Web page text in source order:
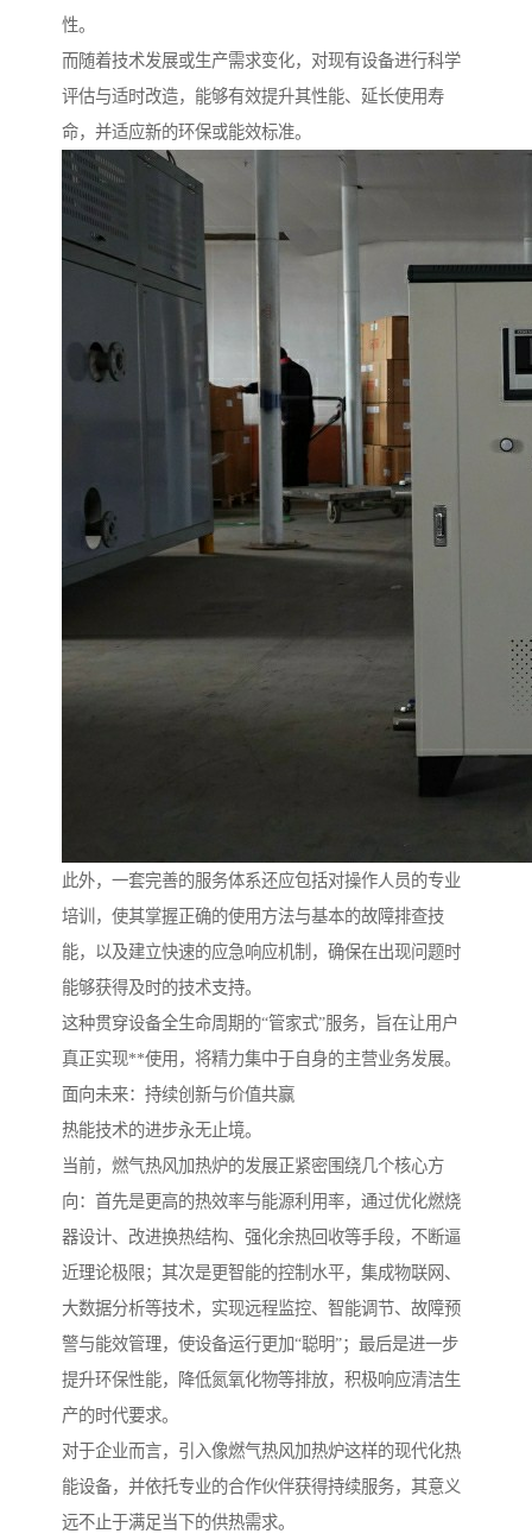
性。
而随着技术发展或生产需求变化，对现有设备进行科学
评估与适时改造，能够有效提升其性能、延长使用寿
命，并适应新的环保或能效标准。
此外，一套完善的服务体系还应包括对操作人员的专业
培训，使其掌握正确的使用方法与基本的故障排查技
能，以及建立快速的应急响应机制，确保在出现问题时
能够获得及时的技术支持。
这种贯穿设备全生命周期的“管家式”服务，旨在让用户
真正实现**使用，将精力集中于自身的主营业务发展。
面向未来：持续创新与价值共赢
热能技术的进步永无止境。
当前，燃气热风加热炉的发展正紧密围绕几个核心方
向：首先是更高的热效率与能源利用率，通过优化燃烧
器设计、改进换热结构、强化余热回收等手段，不断逼
近理论极限；其次是更智能的控制水平，集成物联网、
大数据分析等技术，实现远程监控、智能调节、故障预
警与能效管理，使设备运行更加“聪明”；最后是进一步
提升环保性能，降低氮氧化物等排放，积极响应清洁生
产的时代要求。
对于企业而言，引入像燃气热风加热炉这样的现代化热
能设备，并依托专业的合作伙伴获得持续服务，其意义
远不止于满足当下的供热需求。